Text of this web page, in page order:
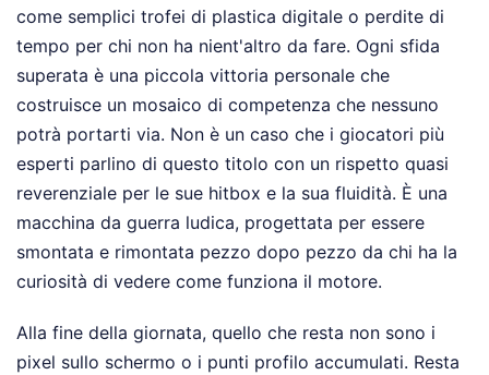
come semplici trofei di plastica digitale o perdite di
tempo per chi non ha nient'altro da fare. Ogni sfida
superata è una piccola vittoria personale che
costruisce un mosaico di competenza che nessuno
potrà portarti via. Non è un caso che i giocatori più
esperti parlino di questo titolo con un rispetto quasi
reverenziale per le sue hitbox e la sua fluidità. È una
macchina da guerra ludica, progettata per essere
smontata e rimontata pezzo dopo pezzo da chi ha la
curiosità di vedere come funziona il motore.
Alla fine della giornata, quello che resta non sono i
pixel sullo schermo o i punti profilo accumulati. Resta